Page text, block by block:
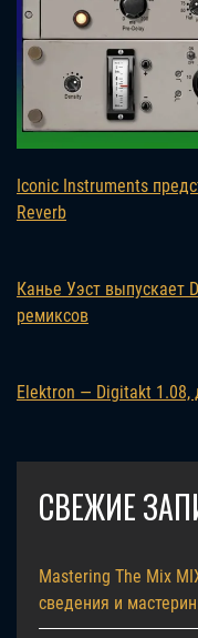
Iconic Instruments
Reverb
Канье Уэст выпускает
ремиксов
Elektron — Digitakt 1.08,
СВЕЖИЕ
Mastering The Mix
сведения и